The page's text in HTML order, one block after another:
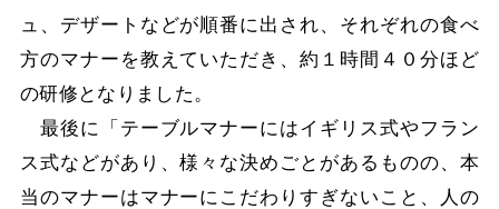
ュ、デザートなどが順番に出され、それぞれの食べ
方のマナーを教えていただき、約１時間４０分ほど
の研修となりました。
最後に「テーブルマナーにはイギリス式やフラン
ス式などがあり、様々な決めごとがあるものの、本
当のマナーはマナーにこだわりすぎないこと、人の